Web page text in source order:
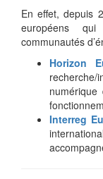
En effet, depuis
européens
communautés
Horizon
recherche/
Interreg